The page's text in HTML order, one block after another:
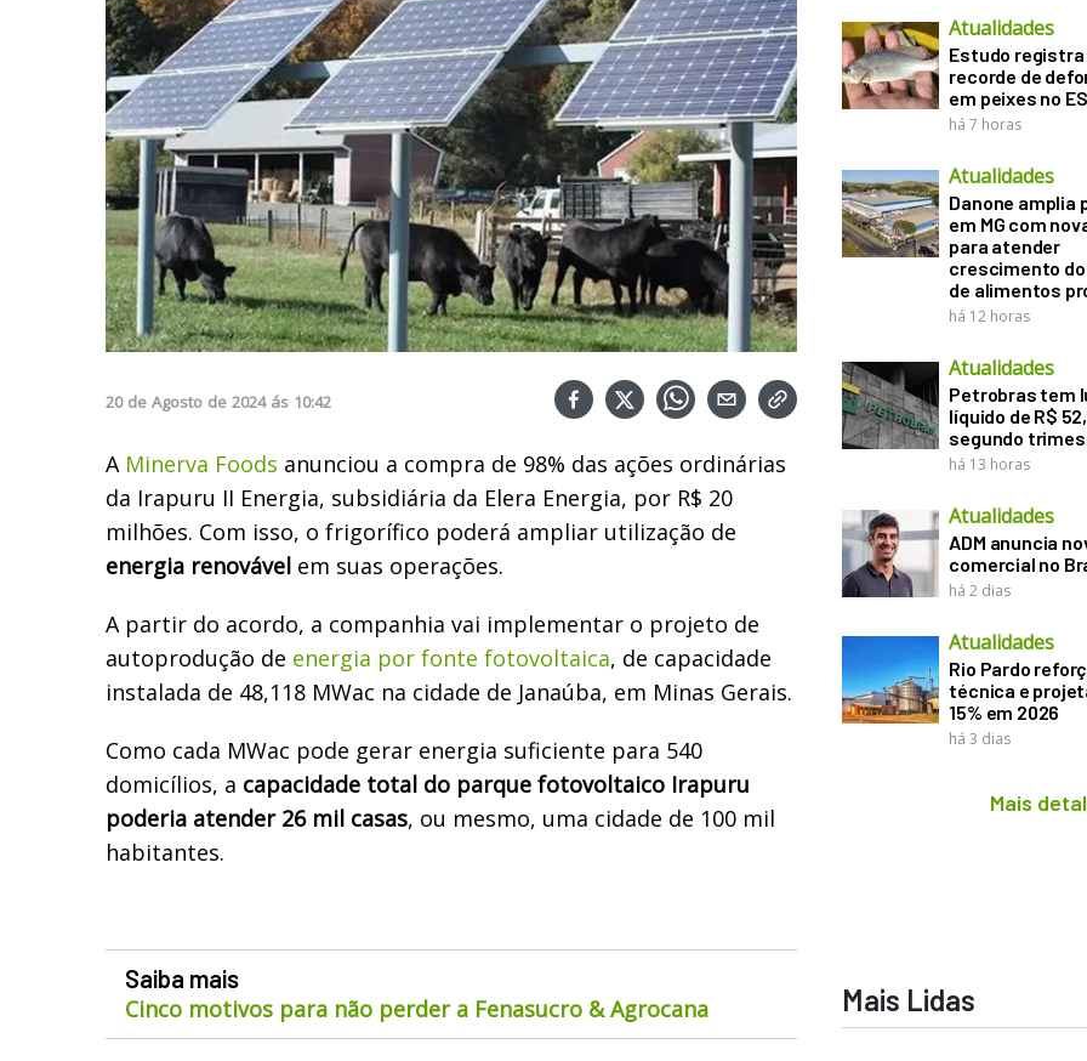
20 de Agosto de 2024 ás 10:42
A Minerva Foods anunciou a compra de 98% das ações ordinárias
da Irapuru II Energia, subsidiária da Elera Energia, por R$ 20
milhões. Com isso, o frigorífico poderá ampliar utilização de
energia renovável em suas operações.
A partir do acordo, a companhia vai implementar o projeto de
autoprodução de energia por fonte fotovoltaica, de capacidade
instalada de 48,118 MWac na cidade de Janaúba, em Minas Gerais.
Como cada MWac pode gerar energia suficiente para 540
domicílios, a capacidade total do parque fotovoltaico Irapuru
poderia atender 26 mil casas, ou mesmo, uma cidade de 100 mil
habitantes.
Saiba mais
Cinco motivos para não perder a Fenasucro & Agrocana
Atualidades
Estudo
recorde de
em peixes no ES
há 7 horas
Atualidades
Danone amplia
em MG com
para atender
crescimento
de alimentos
há 12 horas
Atualidades
Petrobras tem
líquido de R$
segundo
há 13 horas
Atualidades
ADM anuncia
comercial no
há 2 dias
Atualidades
Rio Pardo
técnica e
15% em 2026
há 3 dias
Mais
Mais Lidas